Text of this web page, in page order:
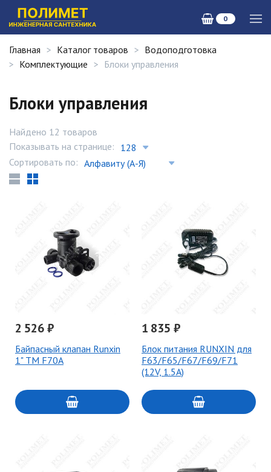
0
Главная Каталог товаров
Водоподготовка
Комплектующие
Блоки управления
Блоки управления
Найдено 12 товаров
Показывать на странице:
Сортировать по:
2 526 ₽
Байпасный клапан Runxin
1" TM F70A
1 835 ₽
Блок питания RUNXIN для
F63/F65/F67/F69/F71
(12V, 1.5A)